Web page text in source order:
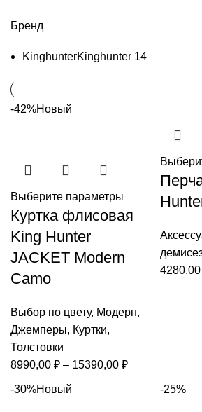
Бренд
KinghunterKinghunter 14
-42%Новый
Выберите параметры
Куртка флисовая
King Hunter
JACKET Modern
Camo
Выбор по цвету, Модерн,
Джемперы, Куртки,
Толстовки
8990,00 ₽ – 15390,00 ₽Диапазон
4280,00
-30%Новый -25%